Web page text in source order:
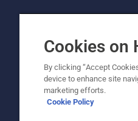
© Husqvarna AB
Политика за
Cookies on
By clicking “Accept
device to enhance site
marketing efforts.
Cookie Policy